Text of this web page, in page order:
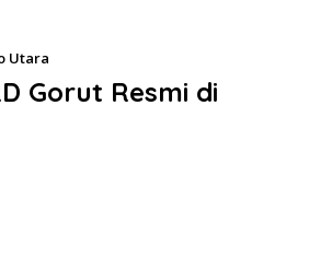
Utara
Gorut Resmi di